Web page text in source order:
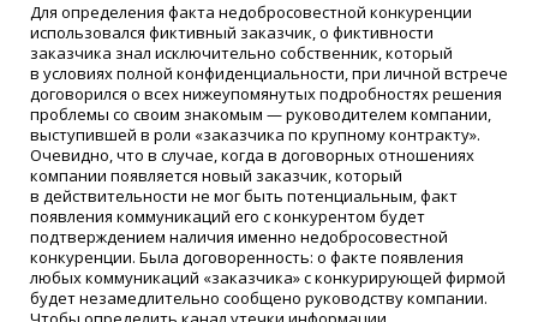
Для определения факта недобросовестной конкуренции
использовался фиктивный заказчик, о фиктивности
заказчика знал исключительно собственник, который
в условиях полной конфиденциальности, при личной встрече
договорился о всех нижеупомянутых подробностях решения
проблемы со своим знакомым — руководителем компании,
выступившей в роли «заказчика по крупному контракту».
Очевидно, что в случае, когда в договорных отношениях
компании появляется новый заказчик, который
в действительности не мог быть потенциальным, факт
появления коммуникаций его с конкурентом будет
подтверждением наличия именно недобросовестной
конкуренции. Была договоренность: о факте появления
любых коммуникаций «заказчика» с конкурирующей фирмой
будет незамедлительно сообщено руководству компании.